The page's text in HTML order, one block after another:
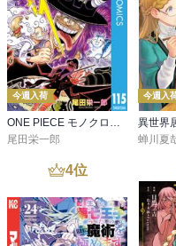
今週入荷
ONE PIECE モノクロ版 115
尾田栄一郎
今週入
蝉川夏
4位